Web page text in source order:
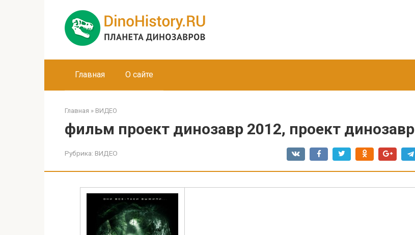
Главная О сайте
Главная » ВИДЕО
фильм проект динозавр 2012, проект динозавр
Рубрика: ВИДЕО